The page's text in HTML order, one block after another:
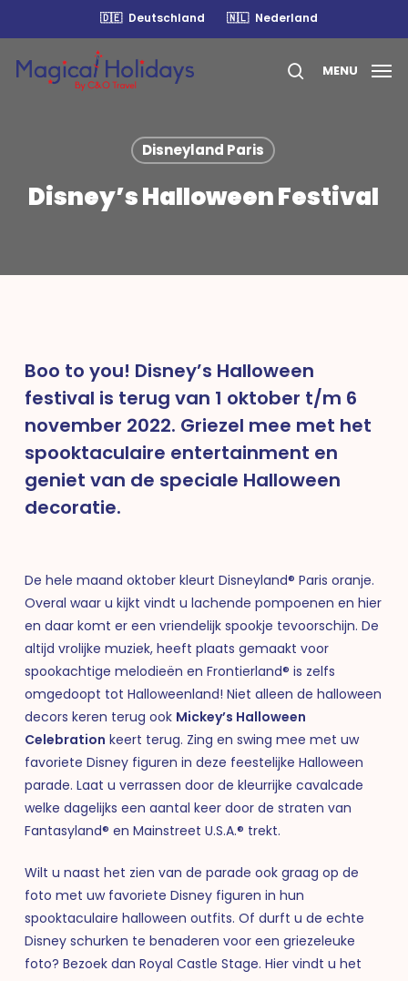
main
content
🇩🇪 Deutschland 🇳🇱 Nederland
search
MENU
Disneyland Paris
Disney’s Halloween Festival
Boo to you! Disney’s Halloween
festival is terug van 1 oktober t/m 6
november 2022. Griezel mee met het
spooktaculaire entertainment en
geniet van de speciale Halloween
decoratie.
De hele maand oktober kleurt Disneyland® Paris oranje.
Overal waar u kijkt vindt u lachende pompoenen en hier
en daar komt er een vriendelijk spookje tevoorschijn. De
altijd vrolijke muziek, heeft plaats gemaakt voor
spookachtige melodieën en Frontierland® is zelfs
omgedoopt tot Halloweenland! Niet alleen de halloween
decors keren terug ook Mickey’s Halloween
Celebration keert terug. Zing en swing mee met uw
favoriete Disney figuren in deze feestelijke Halloween
parade. Laat u verrassen door de kleurrijke cavalcade
welke dagelijks een aantal keer door de straten van
Fantasyland® en Mainstreet U.S.A.® trekt.
Wilt u naast het zien van de parade ook graag op de
foto met uw favoriete Disney figuren in hun
spooktaculaire halloween outfits. Of durft u de echte
Disney schurken te benaderen voor een griezeleuke
foto? Bezoek dan Royal Castle Stage. Hier vindt u het